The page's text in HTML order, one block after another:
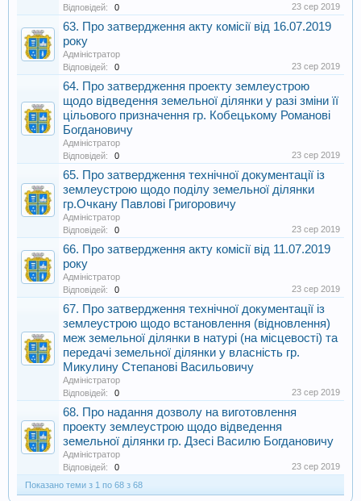
Відповідей:
0 23 сер 2019
63. Про затвердження акту комісії від 16.07.2019
року
Адміністратор
Відповідей:
0 23 сер 2019
64. Про затвердження проекту землеустрою
щодо відведення земельної ділянки у разі зміни її
цільового призначення гр. Кобецькому Романові
Богдановичу
Адміністратор
Відповідей:
0 23 сер 2019
65. Про затвердження технічної документації із
землеустрою щодо поділу земельної ділянки
гр.Очкану Павлові Григоровичу
Адміністратор
Відповідей:
0 23 сер 2019
66. Про затвердження акту комісії від 11.07.2019
року
Адміністратор
Відповідей:
0 23 сер 2019
67. Про затвердження технічної документації із
землеустрою щодо встановлення (відновлення)
меж земельної ділянки в натурі (на місцевості) та
передачі земельної ділянки у власність гр.
Микулину Степанові Васильовичу
Адміністратор
Відповідей:
0 23 сер 2019
68. Про надання дозволу на виготовлення
проекту землеустрою щодо відведення
земельної ділянки гр. Дзесі Василю Богдановичу
Адміністратор
Відповідей:
0
23 сер 2019
Показано теми з 1 по 68 з 68